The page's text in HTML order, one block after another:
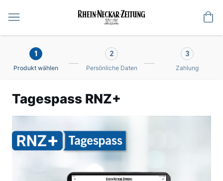
1
Produkt wählen
2
Persönliche Daten
3
Zahlung
Tagespass RNZ+